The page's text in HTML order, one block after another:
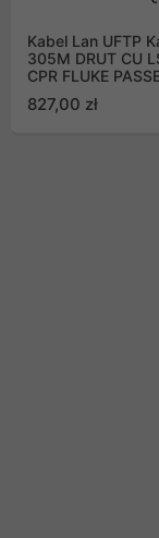
Kabel Lan UFTP
305M DRUT CU
CPR FLUKE
827,00 zł